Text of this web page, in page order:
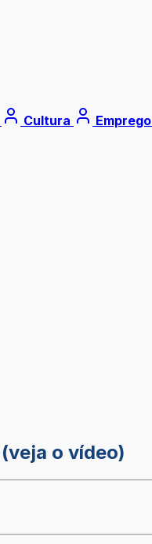
Cultura Emprego
o vídeo)